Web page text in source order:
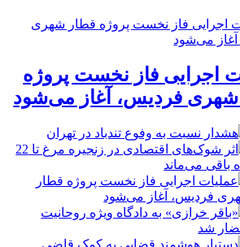
اجرایی فاز نخست پروژه
شهری فردیس، آغاز می‌شود
هشدار نسبت به وفوع تندباد در تهران
اثر شوک‌های اقتصادی در زنجیره مرغ تا 22
باقی می‌ماند
عملیات اجرایی فاز نخست پروژه قطار
فردیس، آغاز می‌شود
«باقر خرازی» به دادگاه ویژه روحانیت
شد